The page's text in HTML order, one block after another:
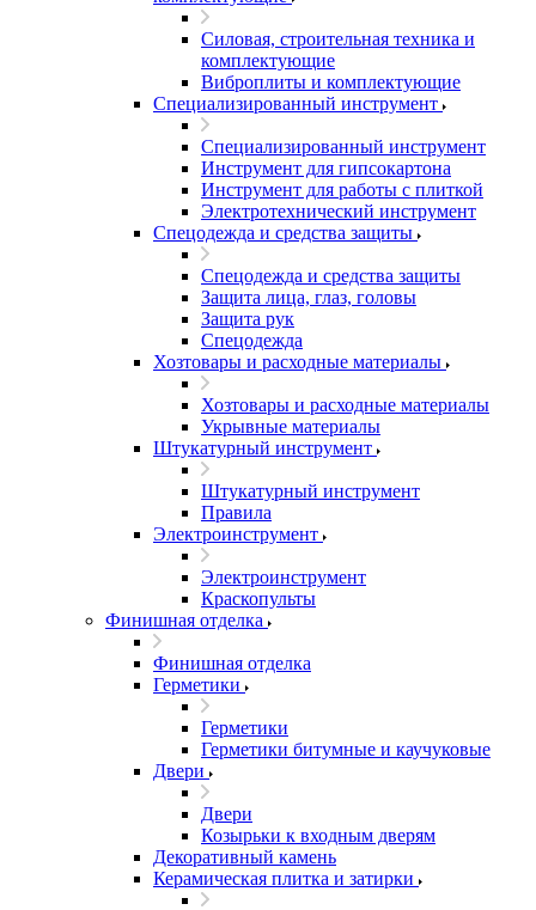
Силовая, строительная техника и
комплектующие
Виброплиты и комплектующие
Специализированный инструмент
Специализированный инструмент
Инструмент для гипсокартона
Инструмент для работы с плиткой
Электротехнический инструмент
Спецодежда и средства защиты
Спецодежда и средства защиты
Защита лица, глаз, головы
Защита рук
Спецодежда
Хозтовары и расходные материалы
Хозтовары и расходные материалы
Укрывные материалы
Штукатурный инструмент
Штукатурный инструмент
Правила
Электроинструмент
Электроинструмент
Краскопульты
Финишная отделка
Финишная отделка
Герметики
Герметики
Герметики битумные и каучуковые
Двери
Двери
Козырьки к входным дверям
Декоративный камень
Керамическая плитка и затирки